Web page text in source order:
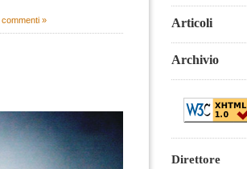
commenti » Articoli
Archivio
Direttore